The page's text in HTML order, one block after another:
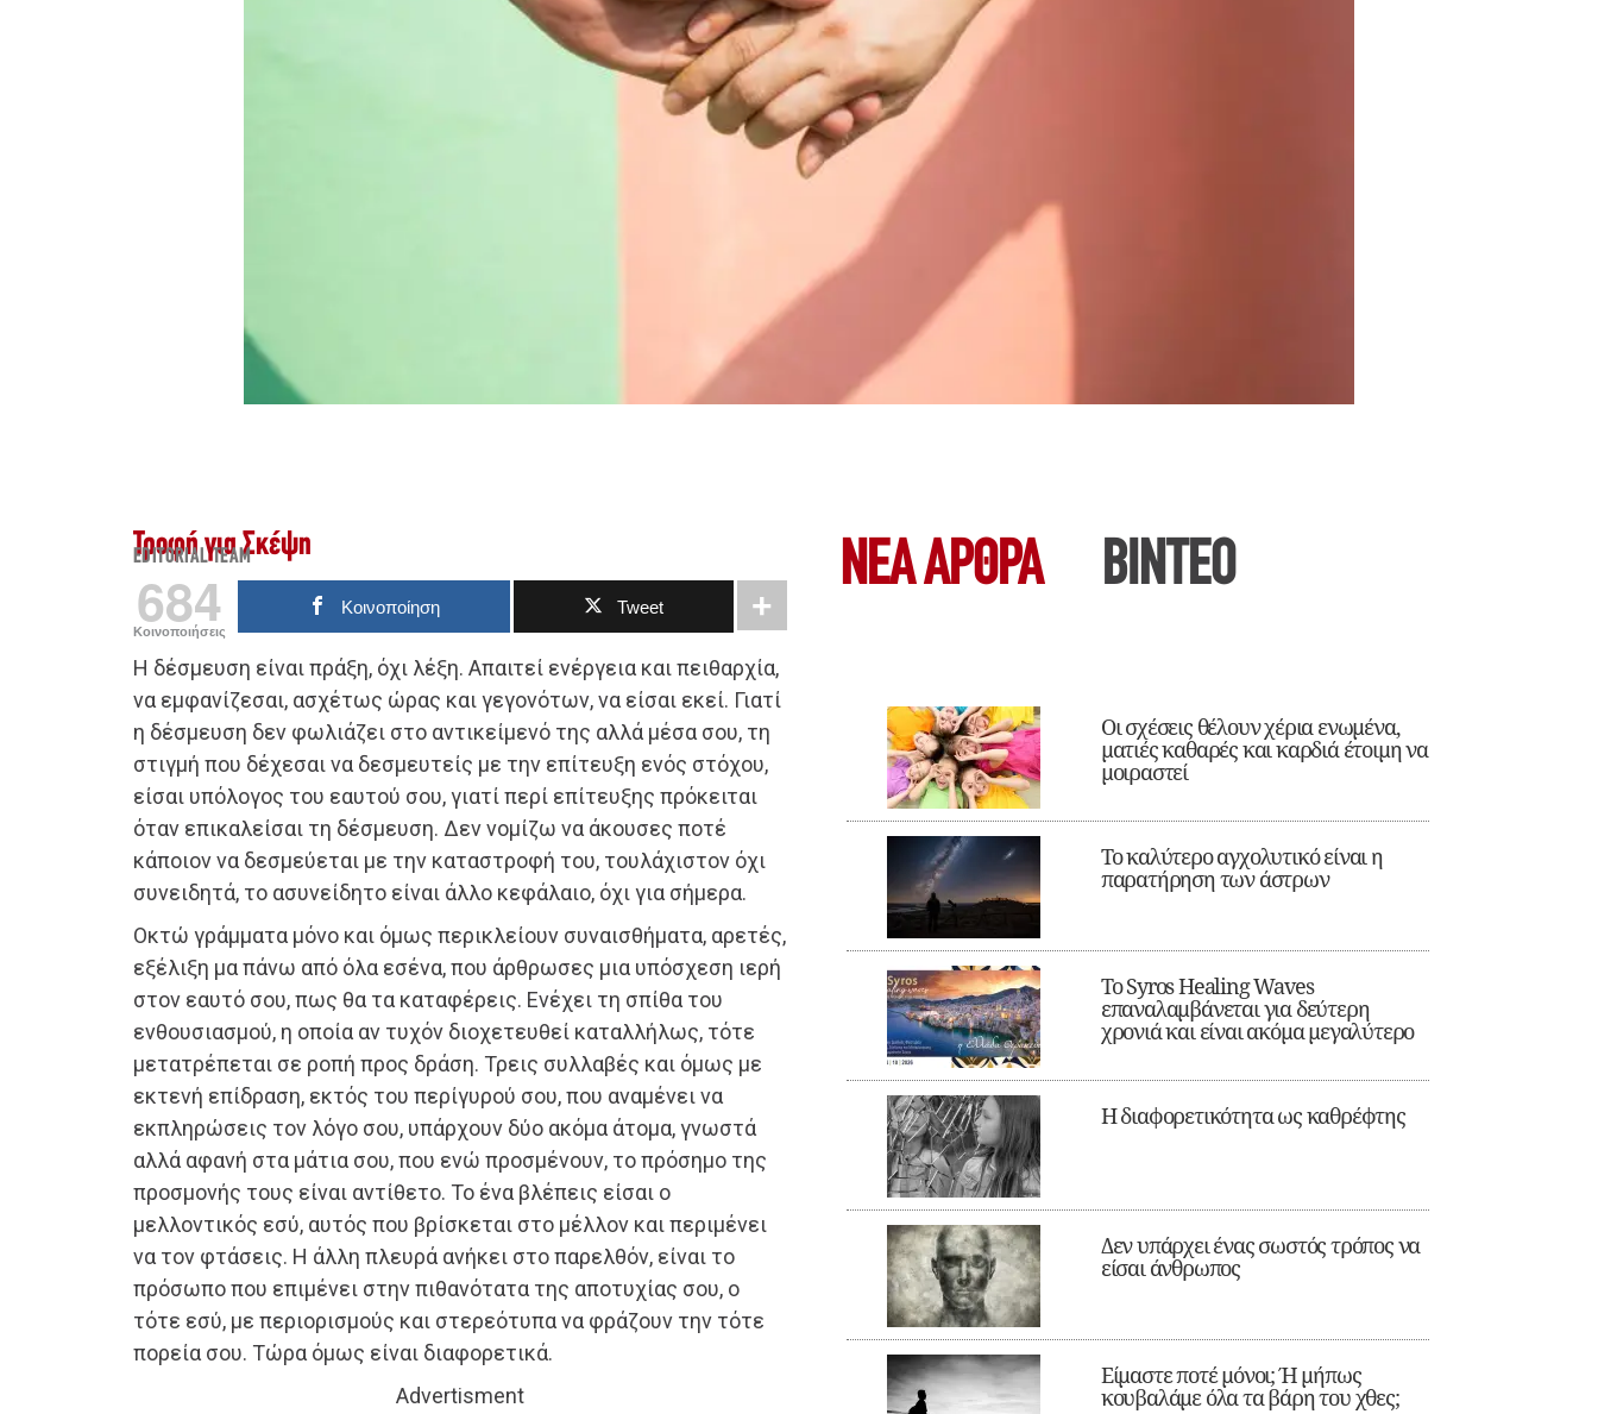
Τροφή για Σκέψη
EDITORIAL TEAM
684
Κοινοποιήσεις
Κοινοποίηση Tweet
Η δέσμευση είναι πράξη, όχι λέξη. Απαιτεί ενέργεια και πειθαρχία,
να εμφανίζεσαι, ασχέτως ώρας και γεγονότων, να είσαι εκεί. Γιατί
η δέσμευση δεν φωλιάζει στο αντικείμενό της αλλά μέσα σου, τη
στιγμή που δέχεσαι να δεσμευτείς με την επίτευξη ενός στόχου,
είσαι υπόλογος του εαυτού σου, γιατί περί επίτευξης πρόκειται
όταν επικαλείσαι τη δέσμευση. Δεν νομίζω να άκουσες ποτέ
κάποιον να δεσμεύεται με την καταστροφή του, τουλάχιστον όχι
συνειδητά, το ασυνείδητο είναι άλλο κεφάλαιο, όχι για σήμερα.
Οκτώ γράμματα μόνο και όμως περικλείουν συναισθήματα, αρετές,
εξέλιξη μα πάνω από όλα εσένα, που άρθρωσες μια υπόσχεση ιερή
στον εαυτό σου, πως θα τα καταφέρεις. Ενέχει τη σπίθα του
ενθουσιασμού, η οποία αν τυχόν διοχετευθεί καταλλήλως, τότε
μετατρέπεται σε ροπή προς δράση. Τρεις συλλαβές και όμως με
εκτενή επίδραση, εκτός του περίγυρού σου, που αναμένει να
εκπληρώσεις τον λόγο σου, υπάρχουν δύο ακόμα άτομα, γνωστά
αλλά αφανή στα μάτια σου, που ενώ προσμένουν, το πρόσημο της
προσμονής τους είναι αντίθετο. Το ένα βλέπεις είσαι ο
μελλοντικός εσύ, αυτός που βρίσκεται στο μέλλον και περιμένει
να τον φτάσεις. Η άλλη πλευρά ανήκει στο παρελθόν, είναι το
πρόσωπο που επιμένει στην πιθανότατα της αποτυχίας σου, ο
τότε εσύ, με περιορισμούς και στερεότυπα να φράζουν την τότε
πορεία σου. Τώρα όμως είναι διαφορετικά.
Advertisment
ΝΕΑ ΆΡΘΡΑ ΒΙΝΤΕΟ
Οι σχέσεις θέλουν χέρια ενωμένα,
ματιές καθαρές και καρδιά έτοιμη να
μοιραστεί
Το καλύτερο αγχολυτικό είναι η
παρατήρηση των άστρων
Το Syros Healing Waves
επαναλαμβάνεται για δεύτερη
χρονιά και είναι ακόμα μεγαλύτερο
Η διαφορετικότητα ως καθρέφτης
Δεν υπάρχει ένας σωστός τρόπος να
είσαι άνθρωπος
Είμαστε ποτέ μόνοι; Ή μήπως
κουβαλάμε όλα τα βάρη του χθες;